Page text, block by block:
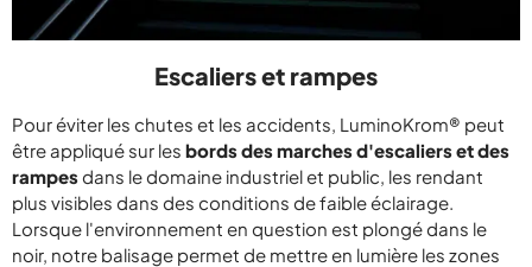
Escaliers et rampes
Pour éviter les chutes et les accidents, LuminoKrom® peut
être appliqué sur les bords des marches d'escaliers et des
rampesdans le domaine industriel et public, les rendant
plus visibles dans des conditions de faible éclairage.
Lorsque l'environnement en question est plongé dans le
noir, notre balisage permet de mettre en lumière les zones